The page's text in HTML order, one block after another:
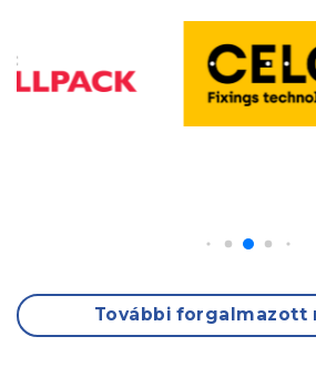
További forgalmazott